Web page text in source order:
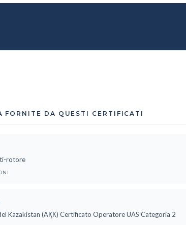
FORNITE DA QUESTI CERTIFICATI
rotore
Kazakistan (АҚК) Certificato Operatore UAS Categoria 2